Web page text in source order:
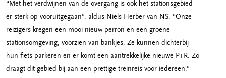
“Met het verdwijnen van de overgang is ook het stationsgebied
er sterk op vooruitgegaan”, aldus Niels Herber van NS. “Onze
reizigers kregen een mooi nieuw perron en een groene
stationsomgeving, voorzien van bankjes. Ze kunnen dichterbij
hun fiets parkeren en er komt een aantrekkelijke nieuwe P+R. Zo
draagt dit gebied bij aan een prettige treinreis voor iedereen.”